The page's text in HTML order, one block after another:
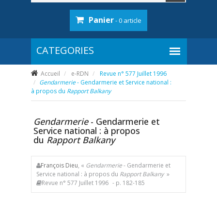
Panier- 0 article
Accueil e-RDN
Revue n° 577 Juillet 1996
Gendarmerie- Gendarmerie et Service national :
à propos du Rapport Balkany
Gendarmerie - Gendarmerie et
Service national : à propos
du Rapport Balkany
François Dieu, « Gendarmerie- Gendarmerie et
Service national : à propos du Rapport Balkany»
Revue n° 577 Juillet 1996 - p. 182-185